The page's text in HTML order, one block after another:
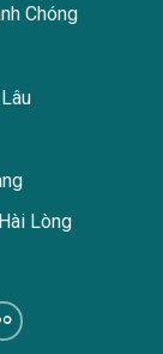
Chóng
Lòng